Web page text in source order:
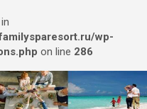
wp-
on line 286